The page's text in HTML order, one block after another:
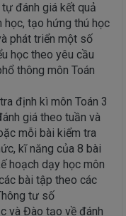
đánh giá kết quả
học, tạo hứng thú học
phát triển một số
học theo yêu cầu
thông môn Toán
định kì môn Toán 3
giá theo tuần và
mỗi bài kiểm tra
kĩ năng của 8 bài
hoạch dạy học môn
bài tập theo các
tư số
và Đào tạo về đánh